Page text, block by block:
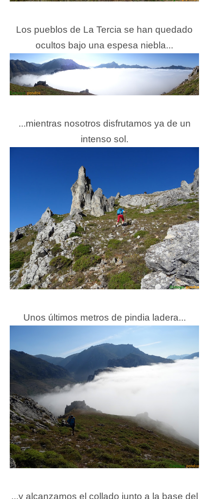
Los pueblos de La Tercia se han quedado
ocultos bajo una espesa niebla...
...mientras nosotros disfrutamos ya de un
intenso sol.
Unos últimos metros de pindia ladera...
...y alcanzamos el collado junto a la base del